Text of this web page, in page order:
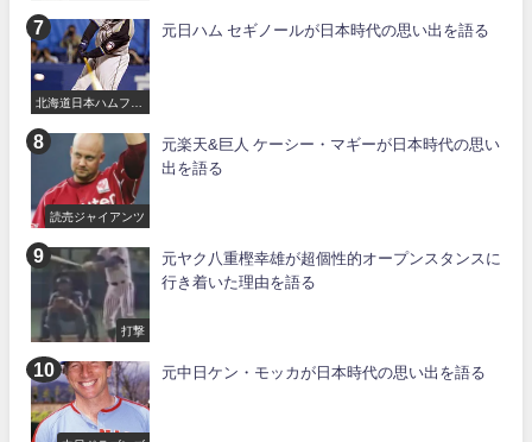
北海道日本ハムファ
元日ハム セギノールが日本時代の思い出を語る
読売ジャイアンツ
元楽天&巨人 ケーシー・マギーが日本時代の思い
出を語る
打撃
元ヤク八重樫幸雄が超個性的オープンスタンスに
行き着いた理由を語る
元中日ケン・モッカが日本時代の思い出を語る